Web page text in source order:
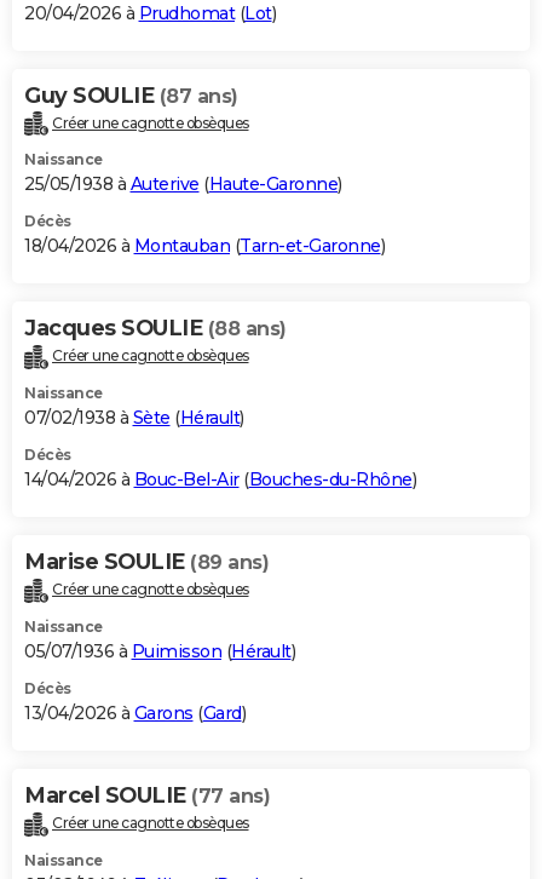
20/04/2026 à Prudhomat(Lot)
Guy SOULIE (87 ans)
Créer une cagnotte obsèques
Naissance
25/05/1938 à Auterive (Haute-Garonne)
Décès
18/04/2026 à Montauban (Tarn-et-Garonne)
Jacques SOULIE (88 ans)
Créer une cagnotte obsèques
Naissance
07/02/1938 à Sète (Hérault)
Décès
14/04/2026 à Bouc-Bel-Air(Bouches-du-Rhône)
Marise SOULIE (89 ans)
Créer une cagnotte obsèques
Naissance
05/07/1936 à Puimisson (Hérault)
Décès
13/04/2026 à Garons (Gard)
Marcel SOULIE (77 ans)
Créer une cagnotte obsèques
Naissance